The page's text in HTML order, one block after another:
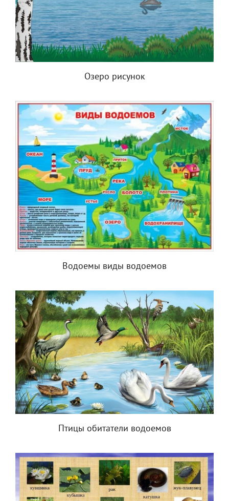
Озеро рисунок
Водоемы виды водоемов
Птицы обитатели водоемов